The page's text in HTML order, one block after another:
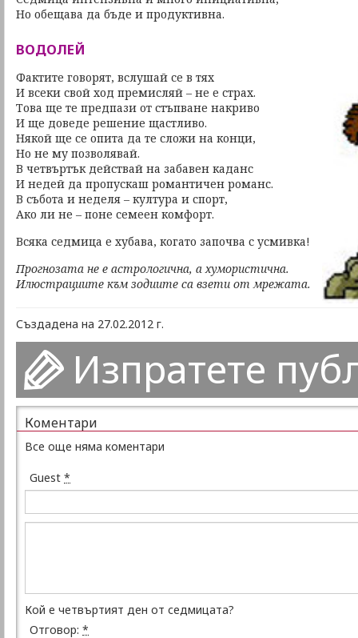
Но обещава да бъде и продуктивна.
ВОДОЛЕЙ
Фактите говорят, вслушай се в тях
И всеки свой ход премисляй – не е страх.
Това ще те предпази от стъпване накриво
И ще доведе решение щастливо.
Някой ще се опита да те сложи на конци,
Но не му позволявай.
В четвъртък действай на забавен каданс
И недей да пропускаш романтичен романс.
В събота и неделя – култура и спорт,
Ако ли не – поне семеен комфорт.
Всяка седмица е хубава, когато започва с усмивка!
Прогнозата не е астрологична, а хумористична.
Илюстрациите към зодиите са взети от мрежата.
Създадена на 27.02.2012 г.
Изпратете
Коментари
Все още няма коментари
Guest *
Кой е четвъртият ден от седмицата?
Отговор: *